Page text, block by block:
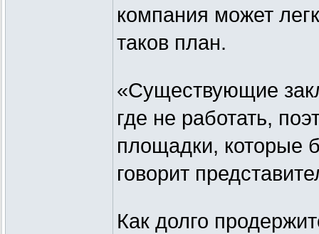
компания может
таков план.
«Существующие
где не работать,
площадки, которые
говорит
Как долго